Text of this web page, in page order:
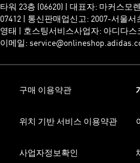
타워 23층 (06620) | 대표자: 마커스모
07412 | 통신판매업신고: 2007-서울
영태 | 호스팅서비스사업자: 아디다스
이메일:
구매 이용약관
위치 기반 서비스 이용약관
사업자정보확인